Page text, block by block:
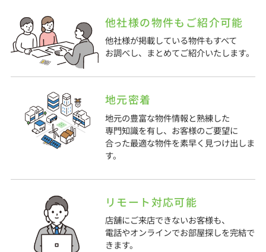
他社様の物件もご紹介可能
他社様が掲載している物件もすべて
お調べし、まとめてご紹介いたします。
地元密着
地元の豊富な物件情報と熟練した
専門知識を有し、お客様のご要望に
合った最適な物件を素早く見つけ出しま
す。
リモート対応可能
店舗にご来店できないお客様も、
電話やオンラインでお部屋探しを完結で
きます。